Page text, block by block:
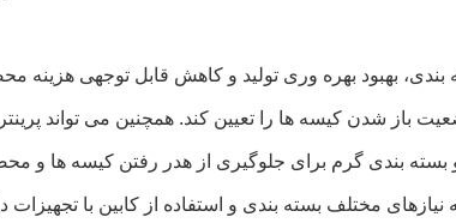
نیازهای مختلف بسته بندی و استفاده از کابین با تجهیزات